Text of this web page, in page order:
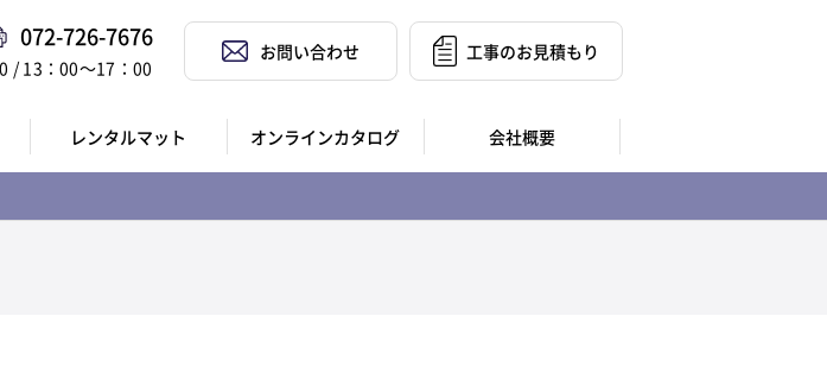
072-726-7676
/ 13：00〜17：00
お問い合わせ 工事のお見積もり
レンタルマット オンラインカタログ 会社概要